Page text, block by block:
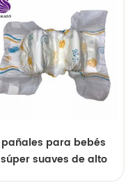
pañales para bebés
súper suaves de alto